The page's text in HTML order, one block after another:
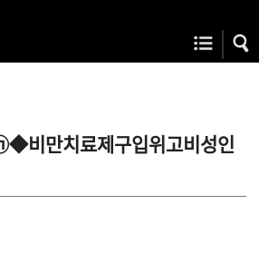
비만치료제구입위고비성인